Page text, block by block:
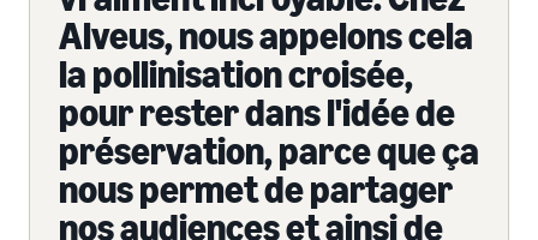
Alveus, nous appelons cela
la pollinisation croisée,
pour rester dans l'idée de
préservation, parce que ça
nous permet de partager
nos audiences et ainsi de